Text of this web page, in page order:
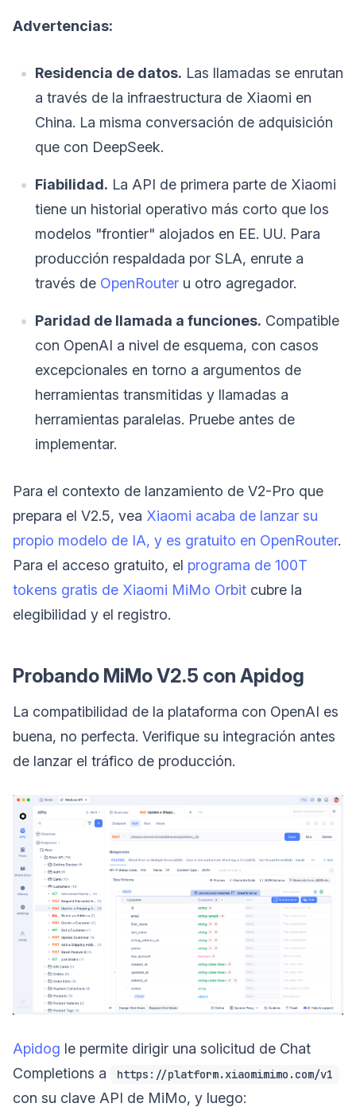
Advertencias:
Residencia de datos. Las llamadas se enrutan
a través de la infraestructura de Xiaomi en
China. La misma conversación de adquisición
que con DeepSeek.
Fiabilidad. La API de primera parte de Xiaomi
tiene un historial operativo más corto que los
modelos "frontier" alojados en EE. UU. Para
producción respaldada por SLA, enrute a
través de OpenRouter u otro agregador.
Paridad de llamada a funciones. Compatible
con OpenAI a nivel de esquema, con casos
excepcionales en torno a argumentos de
herramientas transmitidas y llamadas a
herramientas paralelas. Pruebe antes de
implementar.
Para el contexto de lanzamiento de V2-Pro que
prepara el V2.5, vea Xiaomi acaba de lanzar su
propio modelo de IA, y es gratuito en OpenRouter.
Para el acceso gratuito, el programa de 100T
tokens gratis de Xiaomi MiMo Orbit cubre la
elegibilidad y el registro.
Probando MiMo V2.5 con Apidog
La compatibilidad de la plataforma con OpenAI es
buena, no perfecta. Verifique su integración antes
de lanzar el tráfico de producción.
Apidog le permite dirigir una solicitud de Chat
Completions a
https://platform.xiaomimimo.com/v1
con su clave API de MiMo, y luego: